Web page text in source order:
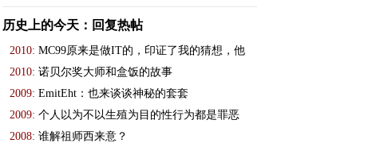
历史上的今天：回复热帖
2010: MC99原来是做IT的，印证了我的猜想，他
2010: 诺贝尔奖大师和盒饭的故事
2009: EmitEht：也来谈谈神秘的套套
2009: 个人以为不以生殖为目的性行为都是罪恶
2008: 谁解祖师西来意？